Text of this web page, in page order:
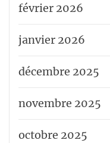
février 2026
janvier 2026
décembre 2025
novembre 2025
octobre 2025